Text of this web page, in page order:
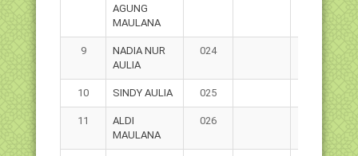
AGUNG
MAULANA
9
NADIA NUR
AULIA
024
10 SINDY AULIA 025
11
ALDI
MAULANA
026